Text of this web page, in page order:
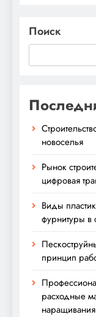
Поиск
новоселья
Рынок
цифровая
Виды
фурнитуры в
принцип
расходные